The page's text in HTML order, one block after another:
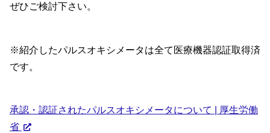
ぜひご検討下さい。
※紹介したパルスオキシメータは全て医療機器認証取得済
です。
承認・認証されたパルスオキシメータについて | 厚生労働
省